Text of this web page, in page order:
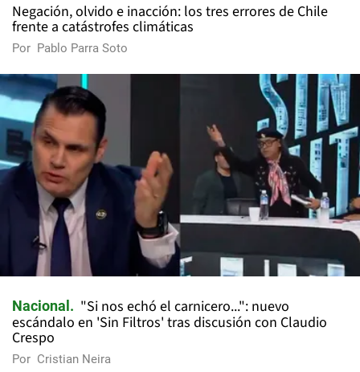
Negación, olvido e inacción: los tres errores de Chile
frente a catástrofes climáticas
Por Pablo Parra Soto
Nacional
"Si nos echó el carnicero...": nuevo
escándalo en 'Sin Filtros' tras discusión con Claudio
Crespo
Por Cristian Neira